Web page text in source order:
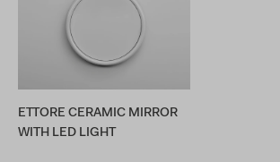
ETTORE CERAMIC MIRROR
WITH LED LIGHT